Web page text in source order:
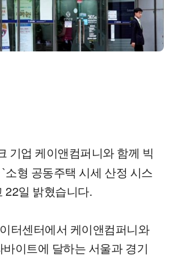
기업 케이앤컴퍼니와 함께 빅
소형 공동주택 시세 산정 시스
22일 밝혔습니다.
터센터에서 케이앤컴퍼니와
이트에 달하는 서울과 경기